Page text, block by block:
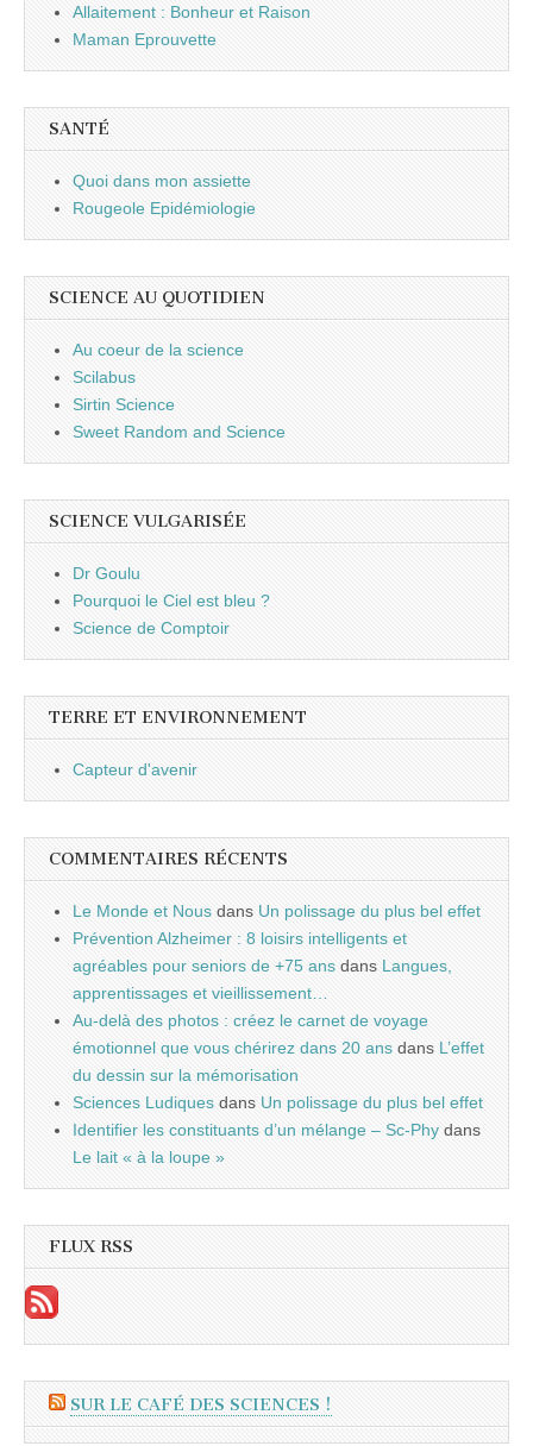
Allaitement : Bonheur et Raison
Maman Eprouvette
SANTÉ
Quoi dans mon assiette
Rougeole Epidémiologie
SCIENCE AU QUOTIDIEN
Au coeur de la science
Scilabus
Sirtin Science
Sweet Random and Science
SCIENCE VULGARISÉE
Dr Goulu
Pourquoi le Ciel est bleu ?
Science de Comptoir
TERRE ET ENVIRONNEMENT
Capteur d'avenir
COMMENTAIRES RÉCENTS
Le Monde et Nous dans Un polissage du plus bel effet
Prévention Alzheimer : 8 loisirs intelligents et
agréables pour seniors de +75 ans dans Langues,
apprentissages et vieillissement…
Au-delà des photos : créez le carnet de voyage
émotionnel que vous chérirez dans 20 ans dans L’effet
du dessin sur la mémorisation
Sciences Ludiques dans Un polissage du plus bel effet
Identifier les constituants d’un mélange – Sc-Phy dans
Le lait « à la loupe »
FLUX RSS
SUR LE CAFÉ DES SCIENCES !